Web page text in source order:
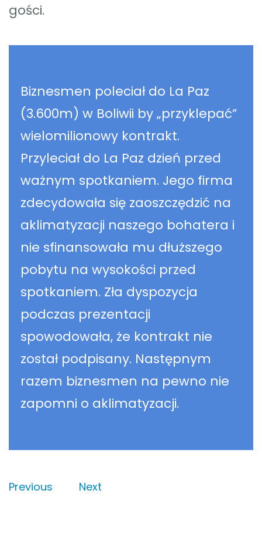
gości.
Biznesmen poleciał do La Paz
(3.600m) w Boliwii by „przyklepać”
wielomilionowy kontrakt.
Przyleciał do La Paz dzień przed
ważnym spotkaniem. Jego firma
zdecydowała się zaoszczędzić na
aklimatyzacji naszego bohatera i
nie sfinansowała mu dłuższego
pobytu na wysokości przed
spotkaniem. Zła dyspozycja
podczas prezentacji
spowodowała, że kontrakt nie
został podpisany. Następnym
razem biznesmen na pewno nie
zapomni o aklimatyzacji.
Previous Next